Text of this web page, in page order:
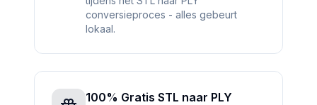
conversieproces - alles gebeurt
lokaal.
100% Gratis STL naar PLY